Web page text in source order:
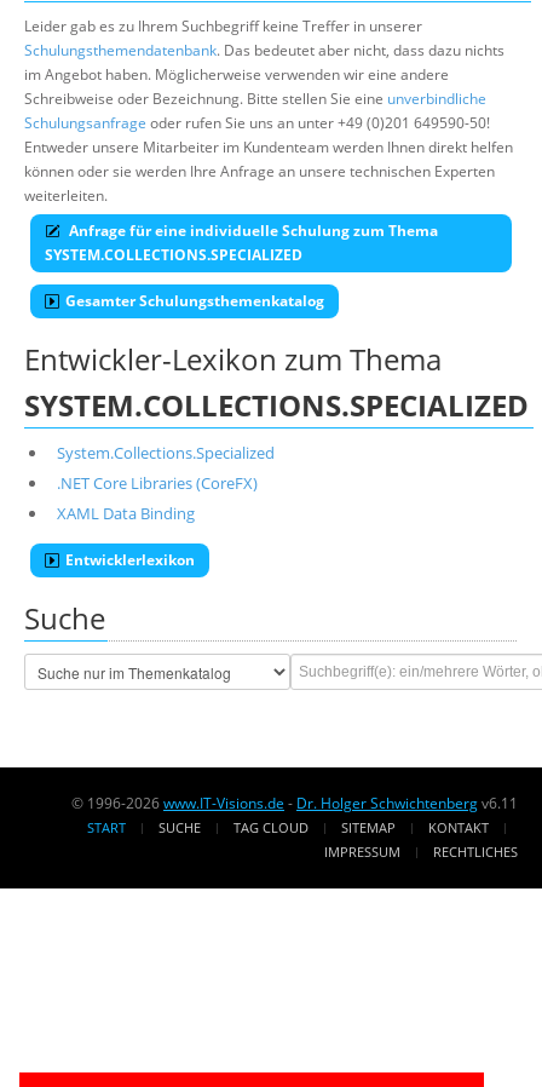
Leider gab es zu Ihrem Suchbegriff keine Treffer in unserer
Schulungsthemendatenbank. Das bedeutet aber nicht, dass dazu nichts
im Angebot haben. Möglicherweise verwenden wir eine andere
Schreibweise oder Bezeichnung. Bitte stellen Sie eine unverbindliche
Schulungsanfrage oder rufen Sie uns an unter +49 (0)201 649590-50!
Entweder unsere Mitarbeiter im Kundenteam werden Ihnen direkt helfen
können oder sie werden Ihre Anfrage an unsere technischen Experten
weiterleiten.
Anfrage für eine individuelle Schulung zum Thema
SYSTEM.COLLECTIONS.SPECIALIZED
Gesamter Schulungsthemenkatalog
Entwickler-Lexikon zum Thema
SYSTEM.COLLECTIONS.SPECIALIZED
System.Collections.Specialized
.NET Core Libraries (CoreFX)
XAML Data Binding
Entwicklerlexikon
Suche
© 1996-2026www.IT-Visions.de - Dr. Holger Schwichtenbergv6.11
START SUCHE TAG CLOUD SITEMAP
KONTAKT
IMPRESSUM
RECHTLICHES